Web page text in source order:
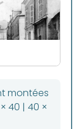
montées
40 | 40 ×